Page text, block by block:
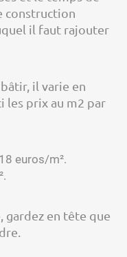
construction
il faut rajouter
il varie en
les prix au m2 par
euros/m².
gardez en tête que